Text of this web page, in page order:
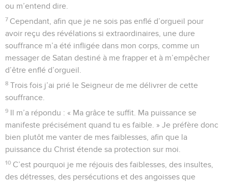
ou m’entend dire.
7 Cependant, afin que je ne sois pas enflé d’orgueil pour
avoir reçu des révélations si extraordinaires, une dure
souffrance m’a été infligée dans mon corps, comme un
messager de Satan destiné à me frapper et à m’empêcher
d’être enflé d’orgueil.
8 Trois fois j’ai prié le Seigneur de me délivrer de cette
souffrance.
9 Il m’a répondu : « Ma grâce te suffit. Ma puissance se
manifeste précisément quand tu es faible. » Je préfère donc
bien plutôt me vanter de mes faiblesses, afin que la
puissance du Christ étende sa protection sur moi.
10 C’est pourquoi je me réjouis des faiblesses, des insultes,
des détresses, des persécutions et des angoisses que